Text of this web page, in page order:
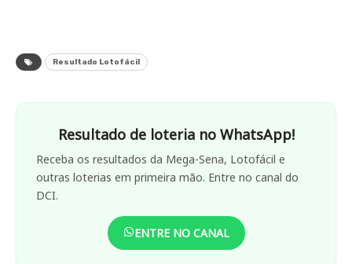
Resultado Lotofácil
Resultado de loteria no WhatsApp!
Receba os resultados da Mega-Sena, Lotofácil e
outras loterias em primeira mão. Entre no canal do
DCI.
ENTRE NO CANAL